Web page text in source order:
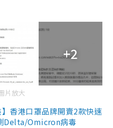
+2
片放大
香港口罩品牌開賣2款快速
Delta/Omicron病毒